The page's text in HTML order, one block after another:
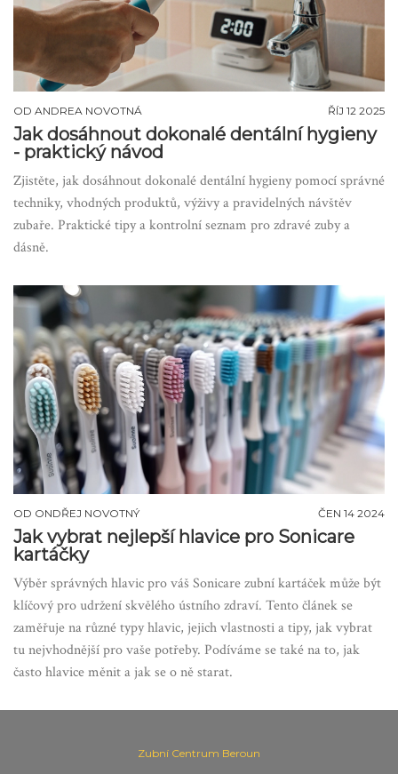
OD ANDREA NOVOTNÁ ŘÍJ 12 2025
Jak dosáhnout dokonalé dentální hygieny
- praktický návod
Zjistěte, jak dosáhnout dokonalé dentální hygieny pomocí správné
techniky, vhodných produktů, výživy a pravidelných návštěv
zubaře. Praktické tipy a kontrolní seznam pro zdravé zuby a
dásně.
OD ONDŘEJ NOVOTNÝ ČEN 14 2024
Jak vybrat nejlepší hlavice pro Sonicare
kartáčky
Výběr správných hlavic pro váš Sonicare zubní kartáček může být
klíčový pro udržení skvělého ústního zdraví. Tento článek se
zaměřuje na různé typy hlavic, jejich vlastnosti a tipy, jak vybrat
tu nejvhodnější pro vaše potřeby. Podíváme se také na to, jak
často hlavice měnit a jak se o ně starat.
Zubní Centrum Beroun